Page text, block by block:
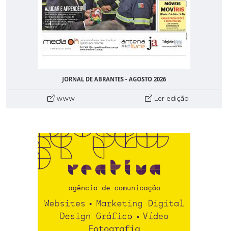
JORNAL DE ABRANTES - AGOSTO 2026
www Ler edição